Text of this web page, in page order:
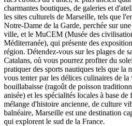
charmantes boutiques, de galeries et
les sites culturels de Marseille, tels que
Notre-Dame de la Garde, perchée sur
ville, et le MuCEM (Musée des
Méditerranée), qui présente des
région. Détendez-vous sur les plages de
Catalans, où vous pourrez profiter du
pratiquer des sports nautiques tels que la
vous tenter par les délices culinaires de
bouillabaisse (ragoût de poisson
anisée) et les spécialités locales à base
mélange d'histoire ancienne, de culture
balnéaire, Marseille est une destination
qui explorent le sud de la France.